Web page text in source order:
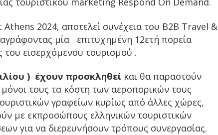
2024, αποτελεί συνέχεια του B2B Travel &
μία επιτυχημένη 12ετή πορεία
του εισερχόμενου τουρισμού .
) έχουν προσκληθεί και θα παραστούν
τους τα κόστη των αεροπορικών τους
γραφείων κυρίως από άλλες χώρες,
με εκπροσώπους ελληνικών τουριστικών
για να διερευνήσουν τρόπους συνεργασίας.